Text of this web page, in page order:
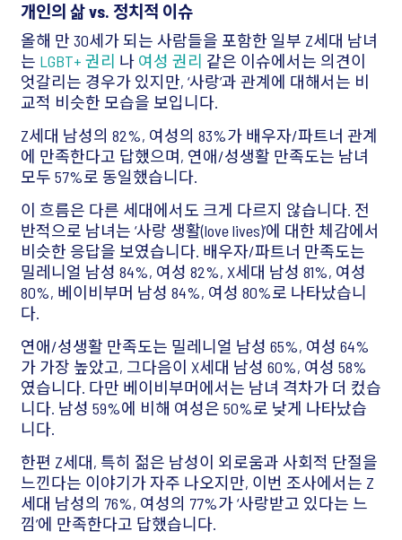
개인의 삶 vs. 정치적 이슈
올해 만 30세가 되는 사람들을 포함한 일부 Z세대 남녀
는 LGBT+ 권리 나 여성 권리 같은 이슈에서는 의견이
엇갈리는 경우가 있지만, ‘사랑’과 관계에 대해서는 비
교적 비슷한 모습을 보입니다.
Z세대 남성의 82%, 여성의 83%가 배우자/파트너 관계
에 만족한다고 답했으며, 연애/성생활 만족도는 남녀
모두 57%로 동일했습니다.
이 흐름은 다른 세대에서도 크게 다르지 않습니다. 전
반적으로 남녀는 ‘사랑 생활(love lives)’에 대한 체감에서
비슷한 응답을 보였습니다. 배우자/파트너 만족도는
밀레니얼 남성 84%, 여성 82%, X세대 남성 81%, 여성
80%, 베이비부머 남성 84%, 여성 80%로 나타났습니
다.
연애/성생활 만족도는 밀레니얼 남성 65%, 여성 64%
가 가장 높았고, 그다음이 X세대 남성 60%, 여성 58%
였습니다. 다만 베이비부머에서는 남녀 격차가 더 컸습
니다. 남성 59%에 비해 여성은 50%로 낮게 나타났습
니다.
한편 Z세대, 특히 젊은 남성이 외로움과 사회적 단절을
느낀다는 이야기가 자주 나오지만, 이번 조사에서는 Z
세대 남성의 76%, 여성의 77%가 ‘사랑받고 있다는 느
낌’에 만족한다고 답했습니다.